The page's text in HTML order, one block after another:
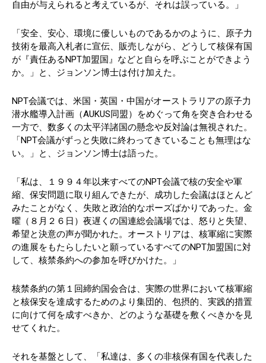
自由が与えられると考えているが、それは誤っている。」
「安全、安心、環境に優しいものであるかのように、原子力
技術を最高入札者に宣伝、販売しながら、どうして核保有国
が『責任あるNPT加盟国』などと自らを呼ぶことができよう
か。」と、ジョンソン博士は付け加えた。
NPT会議では、米国・英国・中国がオーストラリアの原子力
潜水艦導入計画（AUKUS同盟）をめぐって角を突き合わせる
一方で、数多くの太平洋諸国の懸念や反対論は無視された。
「NPT会議がずっと失敗に終わってきていることも無理はな
い。」と、ジョンソン博士は語った。
「私は、１９９４年以来すべてのNPT会議で核の安全や軍
縮、保安問題に取り組んできたが、成功した会議はほとんど
みたことがなく、失敗と政治的なポーズばかりであった。金
曜（８月２６日）夜遅くの国連総会議場では、怒りと失望、
希望と決意の声が聞かれた。オーストリアは、核軍縮に実際
の進展をもたらしたいと願っているすべてのNPT加盟国に対
して、核禁条約への参加を呼びかけた。」
核禁条約の第１回締約国会合は、実際の世界において核軍縮
と核保安を達成するためのより集団的、包摂的、実践的措置
に向けて何を成すべきか、どのような基礎を敷くべきかを見
せてくれた。
それを基盤として、「私達は、多くの非核保有国を代表した